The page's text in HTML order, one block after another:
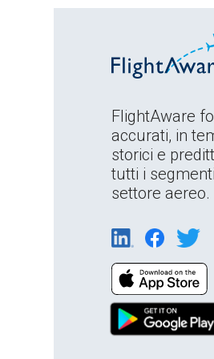
FlightAware
accurati, in
storici e
tutti i
settore aereo.